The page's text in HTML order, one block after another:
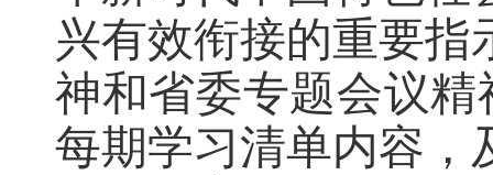
兴有效衔接的重要指
神和省委专题会议精
每期学习清单内容，